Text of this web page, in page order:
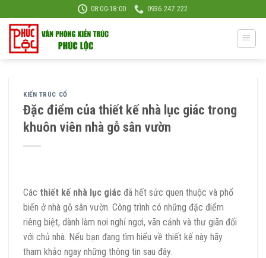
to
content
08:00-18:00 0936 247 222
KIẾN TRÚC CỔ
Đặc điểm của thiết kế nhà lục giác trong
khuôn viên nhà gỗ sân vườn
Các thiết kế nhà lục giác đã hết sức quen thuộc và phổ
biến ở nhà gỗ sân vườn. Công trình có những đặc điểm
riêng biệt, dành làm nơi nghỉ ngơi, vãn cảnh và thư giãn đối
với chủ nhà. Nếu bạn đang tìm hiểu về thiết kế này hãy
tham khảo ngay những thông tin sau đây.